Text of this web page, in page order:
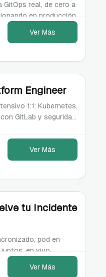
GitOps real, de cero a
en producción
Ver Más
Engineer
1:1: Kubernetes,
GitLab y seguridad
Ver Más
tu Incidente
pod en
en vivo,
Ver Más